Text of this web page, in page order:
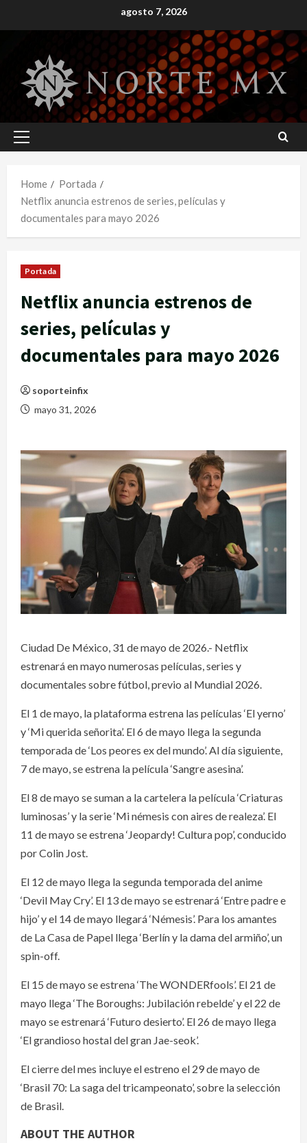
to
agosto 7, 2026
Primary
Home
Portada
Netflix anuncia estrenos de series, películas y
documentales para mayo 2026
Portada
Netflix anuncia estrenos de
series, películas y
documentales para mayo 2026
soporteinfix
mayo 31, 2026
Ciudad De México, 31 de mayo de 2026.- Netflix
estrenará en mayo numerosas películas, series y
documentales sobre fútbol, previo al Mundial 2026.
El 1 de mayo, la plataforma estrena las películas ‘El yerno’
y ‘Mi querida señorita’. El 6 de mayo llega la segunda
temporada de ‘Los peores ex del mundo’. Al día siguiente,
7 de mayo, se estrena la película ‘Sangre asesina’.
El 8 de mayo se suman a la cartelera la película ‘Criaturas
luminosas’ y la serie ‘Mi némesis con aires de realeza’. El
11 de mayo se estrena ‘Jeopardy! Cultura pop’, conducido
por Colin Jost.
El 12 de mayo llega la segunda temporada del anime
‘Devil May Cry’. El 13 de mayo se estrenará ‘Entre padre e
hijo’ y el 14 de mayo llegará ‘Némesis’. Para los amantes
de La Casa de Papel llega ‘Berlín y la dama del armiño’, un
spin-off.
El 15 de mayo se estrena ‘The WONDERfools’. El 21 de
mayo llega ‘The Boroughs: Jubilación rebelde’ y el 22 de
mayo se estrenará ‘Futuro desierto’. El 26 de mayo llega
‘El grandioso hostal del gran Jae-seok’.
El cierre del mes incluye el estreno el 29 de mayo de
‘Brasil 70: La saga del tricampeonato’, sobre la selección
de Brasil.
ABOUT THE AUTHOR